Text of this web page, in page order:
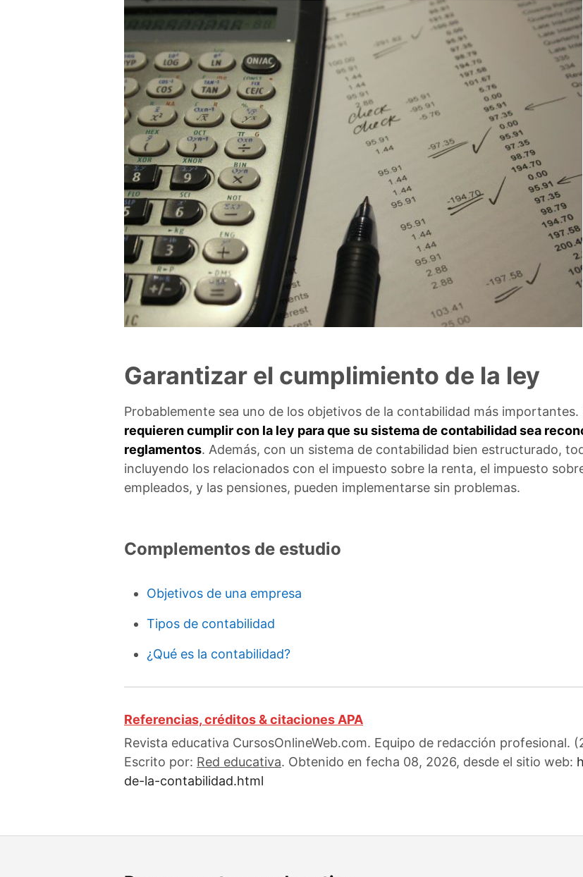
Garantizar el cumplimiento de la ley
Probablemente sea uno de los objetivos de la contabilidad más
requieren cumplir con la ley para que su sistema de contabilidad sea
reglamentos. Además, con un sistema de contabilidad bien estructurado,
incluyendo los relacionados con el impuesto sobre la renta, el impuesto
empleados, y las pensiones, pueden implementarse sin problemas.
Complementos de estudio
Objetivos de una empresa
Tipos de contabilidad
¿Qué es la contabilidad?
Referencias, créditos & citaciones APA
Revista educativa CursosOnlineWeb.com. Equipo de redacción profesional.
Escrito por: Red educativa. Obtenido en fecha 08, 2026, desde el sitio web:
de-la-contabilidad.html